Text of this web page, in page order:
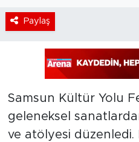
Paylaş
Samsun Kültür Yolu
geleneksel
ve atölyesi